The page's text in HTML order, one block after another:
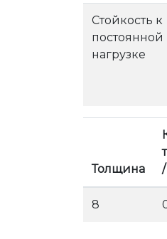
Стойкость к
постоянной
нагрузке
Толщина
8